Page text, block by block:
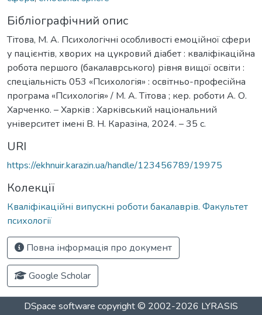
Бібліографічний опис
Тітова, М. А. Психологічні особливості емоційної сфери
у пацієнтів, хворих на цукровий діабет : кваліфікаційна
робота першого (бакалаврського) рівня вищої освіти :
спеціальність 053 «Психологія» : освітньо-професійна
програма «Психологія» / М. А. Тітова ; кер. роботи А. О.
Харченко. – Харків : Харківський національний
університет імені В. Н. Каразіна, 2024. – 35 с.
URI
https://ekhnuir.karazin.ua/handle/123456789/19975
Колекції
Кваліфікаційні випускні роботи бакалаврів. Факультет
психології
Повна інформація про документ
Google Scholar
DSpace software copyright © 2002-2026 LYRASIS